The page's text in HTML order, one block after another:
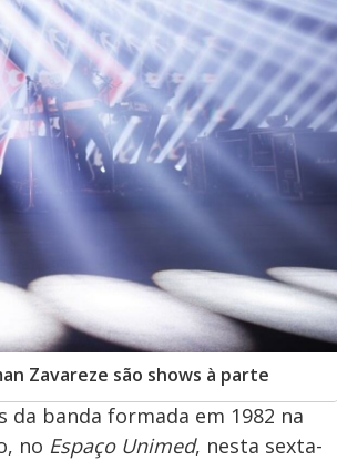
Zavareze são shows à parte
da banda formada em 1982 na
no Espaço Unimed, nesta sexta-